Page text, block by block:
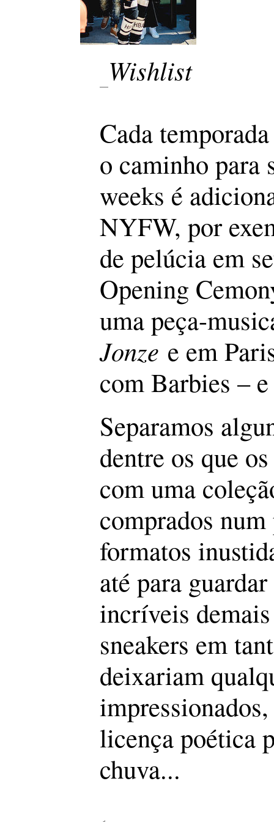
Wishlist
Cada
o caminho para
weeks é
NYFW, por
de pelúcia em
Opening
uma peça-
Jonze e em
com Barbies –
Separamos
dentre os que
com uma
comprados
formatos
até para
incríveis
sneakers em
deixariam
licença poética
chuva...